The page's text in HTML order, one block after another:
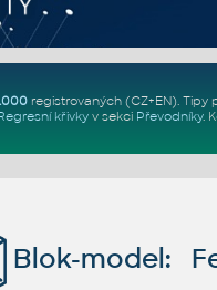
registrovaných (CZ+EN). Tipy
křivkyv sekci Převodníky.
Blok-model: